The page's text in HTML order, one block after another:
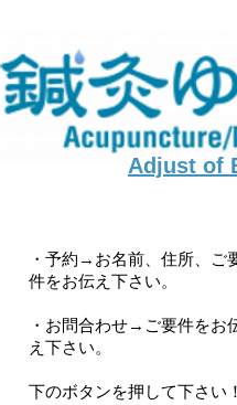
Adjust of
・予約→お名前、住所、ご
件をお伝え下さい。
・お問合わせ→ご要件をお
え下さい。
下のボタンを押して下さい